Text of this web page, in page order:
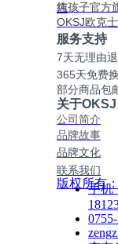
店
纯孩子官方
OKSJ欧克
服务支持
7天无理由
365天免费
部分商品包
关于OKSJ
公司简介
品牌故事
品牌文化
联系我们
手机
版权所有